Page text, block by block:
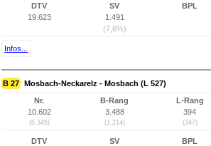
DTV
19.623
SV
1.491
(7,6%)
BPL
Infos...
B 27 Mosbach-Neckarelz - Mosbach (L 527)
Nr.
10.602
(5.345)
B-Rang
3.488
(1.214)
L-Rang
394
(247)
DTV
SV
BPL